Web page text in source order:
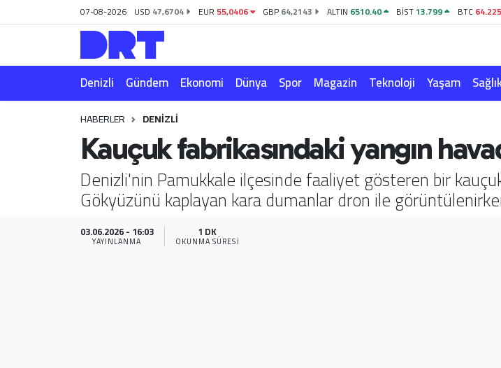
07-08-2026 USD 47,6704 EUR55,0406 GBP64,2143 ALTIN 6510.40 BİST13.799 BTC
Denizli Gündem Ekonomi Dünya Spor Magazin Teknoloji Yaşam
HABERLER DENIZLI
Kauçuk fabrikasındaki yangın
Denizli'nin Pamukkale ilçesinde faaliyet gösteren bir
Gökyüzünü kaplayan kara dumanlar dron ile
03.06.2026 - 16:03
YAYINLANMA
1 DK
OKUNMA SÜRESI
Gündem
Ekonomi
Magazin
Hava Durumu
Trafik Durumu
Puan Durumu ve Fikstür
Tüm Manşetler
Son Dakika Haberleri
Haber Arşivi